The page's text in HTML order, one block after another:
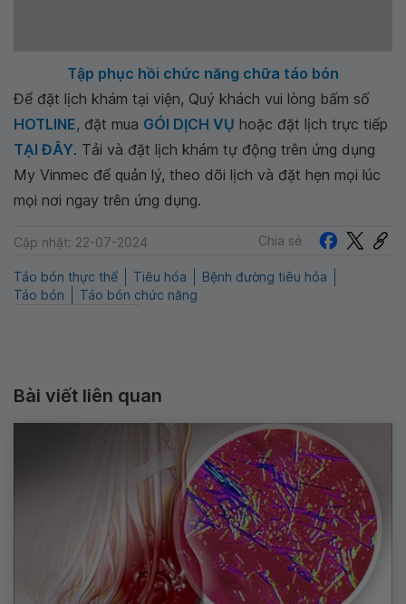
Tập phục hồi chức năng chữa táo bón
Để đặt lịch khám tại viện, Quý khách vui lòng bấm số
HOTLINE, đặt mua GÓI DỊCH VỤ hoặc đặt lịch trực tiếp
TẠI ĐÂY. Tải và đặt lịch khám tự động trên ứng dụng
My Vinmec để quản lý, theo dõi lịch và đặt hẹn mọi lúc
mọi nơi ngay trên ứng dụng.
Cập nhật: 22-07-2024 Chia sẻ
Táo bón thực thể Tiêu hóa
Bệnh đường tiêu hóa
Táo bón
Táo bón chức năng
Bài viết liên quan